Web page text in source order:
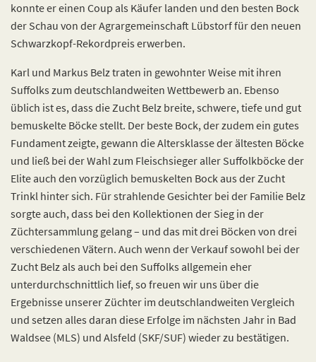
konnte er einen Coup als Käufer landen und den besten Bock
der Schau von der Agrargemeinschaft Lübstorf für den neuen
Schwarzkopf-Rekordpreis erwerben.
Karl und Markus Belz traten in gewohnter Weise mit ihren
Suffolks zum deutschlandweiten Wettbewerb an. Ebenso
üblich ist es, dass die Zucht Belz breite, schwere, tiefe und gut
bemuskelte Böcke stellt. Der beste Bock, der zudem ein gutes
Fundament zeigte, gewann die Altersklasse der ältesten Böcke
und ließ bei der Wahl zum Fleischsieger aller Suffolkböcke der
Elite auch den vorzüglich bemuskelten Bock aus der Zucht
Trinkl hinter sich. Für strahlende Gesichter bei der Familie Belz
sorgte auch, dass bei den Kollektionen der Sieg in der
Züchtersammlung gelang – und das mit drei Böcken von drei
verschiedenen Vätern. Auch wenn der Verkauf sowohl bei der
Zucht Belz als auch bei den Suffolks allgemein eher
unterdurchschnittlich lief, so freuen wir uns über die
Ergebnisse unserer Züchter im deutschlandweiten Vergleich
und setzen alles daran diese Erfolge im nächsten Jahr in Bad
Waldsee (MLS) und Alsfeld (SKF/SUF) wieder zu bestätigen.